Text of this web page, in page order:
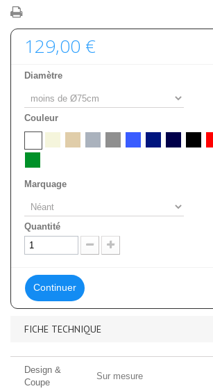
129,00 €
Diamètre
Couleur
Marquage
Quantité
Continuer
FICHE TECHNIQUE
Design &
Coupe
Sur mesure